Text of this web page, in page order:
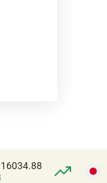
16034.88